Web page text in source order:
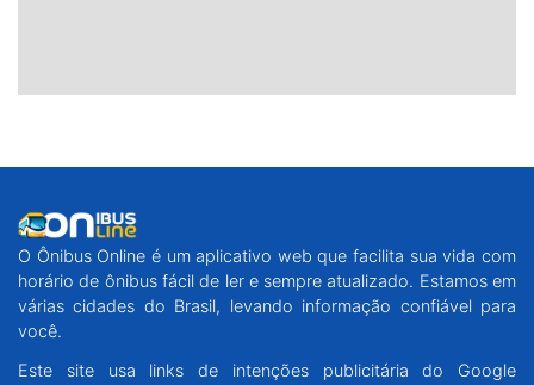
O Ônibus Online é um aplicativo web que facilita sua vida com
horário de ônibus fácil de ler e sempre atualizado. Estamos em
várias cidades do Brasil, levando informação confiável para
você.
Este site usa links de intenções publicitária do Google